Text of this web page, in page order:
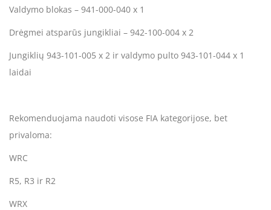
Valdymo blokas – 941-000-040 x 1
Drėgmei atsparūs jungikliai – 942-100-004 x 2
Jungiklių 943-101-005 x 2 ir valdymo pulto 943-101-044 x 1
laidai
Rekomenduojama naudoti visose FIA kategorijose, bet
privaloma:
WRC
R5, R3 ir R2
WRX